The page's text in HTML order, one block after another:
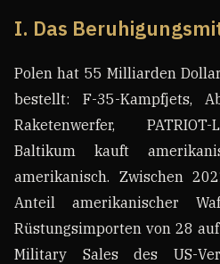
I. Das
Polen hat 55 Milliarden
bestellt: F-35-Kampfjets,
Raketenwerfer,
Baltikum kauft
amerikanisch. Zwischen
Anteil amerikanischer
Rüstungsimporten von 28
Military Sales des US-